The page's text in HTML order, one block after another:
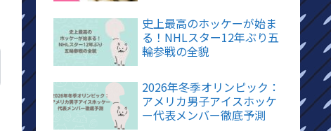
史上最高のホッケーが始ま
る！NHLスター12年ぶり五
輪参戦の全貌
2026年冬季オリンピック：
アメリカ男子アイスホッケ
ー代表メンバー徹底予測